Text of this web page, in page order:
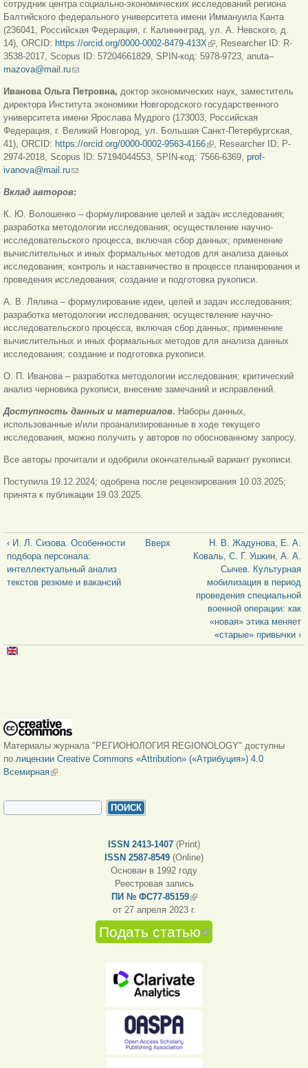
сотрудник центра социально-экономических исследований региона
Балтийского федерального университета имени Иммануила Канта
(236041, Российская Федерация, г. Калининград, ул. А. Невского, д.
14), ORCID: https://orcid.org/0000-0002-8479-413X(внешняя ссылка)
, Researcher ID: R-
3538-2017, Scopus ID: 57204661829, SPIN-код: 5978-9723, anuta–
mazova@mail.ru(ссылка для отправки email)
Иванова Ольга Петровна, доктор экономических наук, заместитель
директора Института экономики Новгородского государственного
университета имени Ярослава Мудрого (173003, Российская
Федерация, г. Великий Новгород, ул. Большая Санкт-Петербургская,
41), ORCID: https://orcid.org/0000-0002-9563-4166(внешняя ссылка)
, Researcher ID: P-
2974-2018, Scopus ID: 57194044553, SPIN-код: 7566-6369, prof-
ivanova@mail.ru(ссылка для отправки email)
Вклад авторов:
К. Ю. Волошенко – формулирование целей и задач исследования;
разработка методологии исследования; осуществление научно-
исследовательского процесса, включая сбор данных; применение
вычислительных и иных формальных методов для анализа данных
исследования; контроль и наставничество в процессе планирования и
проведения исследования; создание и подготовка рукописи.
А. В. Лялина – формулирование идеи, целей и задач исследования;
разработка методологии исследования; осуществление научно-
исследовательского процесса, включая сбор данных; применение
вычислительных и иных формальных методов для анализа данных
исследования; создание и подготовка рукописи.
О. П. Иванова – разработка методологии исследования; критический
анализ черновика рукописи, внесение замечаний и исправлений.
Доступность данных и материалов. Наборы данных,
использованные и/или проанализированные в ходе текущего
исследования, можно получить у авторов по обоснованному запросу.
Все авторы прочитали и одобрили окончательный вариант рукописи.
Поступила 19.12.2024; одобрена после рецензирования 10.03.2025;
принята к публикации 19.03.2025.
‹ И. Л. Сизова. Особенности
подбора персонала:
интеллектуальный анализ
текстов резюме и вакансий
Вверх
Н. В. Жадунова, Е. А.
Коваль, С. Г. Ушкин, А. А.
Сычев. Культурная
мобилизация в период
проведения специальной
военной операции: как
«новая» этика меняет
«старые» привычки ›
Материалы журнала "РЕГИОНОЛОГИЯ REGIONOLOGY" доступны
по лицензии Creative Commons «Attribution» («Атрибуция») 4.0
Всемирная(внешняя ссылка)
ФОРМА ПОИСКА
ISSN 2413-1407 (Print)
ISSN 2587-8549 (Online)
Основан в 1992 году
Реестровая запись
ПИ № ФС77-85159(внешняя ссылка)
от 27 апреля 2023 г.
Подать статью